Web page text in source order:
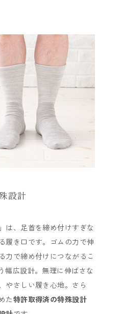
設計
は、足首を締め付けすぎな
履き口です。ゴムの力で伸
力で締め付けにつながるこ
幅広設計。無理に伸ばさな
やさしい履き心地。さら
た特許取得済の特殊設計